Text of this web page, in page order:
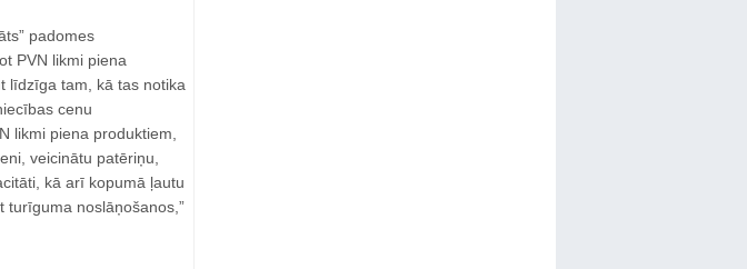
padomes
PVN likmi piena
līdzīga tam, kā tas notika
cenu
likmi piena produktiem,
veicinātu patēriņu,
kā arī kopumā ļautu
turīguma noslāņošanos,”